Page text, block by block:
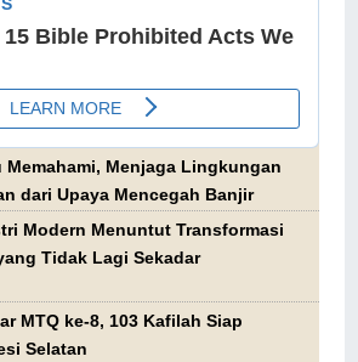
Memahami, Menjaga Lingkungan
dari Upaya Mencegah Banjir
Modern Menuntut Transformasi
Tidak Lagi Sekadar
MTQ ke-8, 103 Kafilah Siap
Selatan